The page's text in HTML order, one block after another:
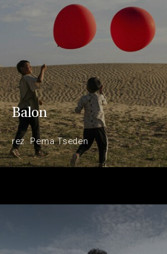
Balon
reż. Pema Tseden